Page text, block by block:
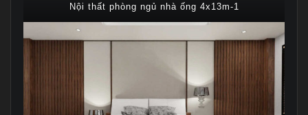
Nội thất phòng ngủ nhà ống 4x13m-1